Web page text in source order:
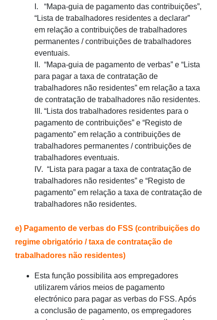
I. “Mapa-guia de pagamento das contribuições”,
“Lista de trabalhadores residentes a declarar”
em relação a contribuições de trabalhadores
permanentes / contribuições de trabalhadores
eventuais.
II. “Mapa-guia de pagamento de verbas” e “Lista
para pagar a taxa de contratação de
trabalhadores não residentes” em relação a taxa
de contratação de trabalhadores não residentes.
III. “Lista dos trabalhadores residentes para o
pagamento de contribuições” e “Registo de
pagamento” em relação a contribuições de
trabalhadores permanentes / contribuições de
trabalhadores eventuais.
IV. “Lista para pagar a taxa de contratação de
trabalhadores não residentes” e “Registo de
pagamento” em relação a taxa de contratação de
trabalhadores não residentes.
e) Pagamento de verbas do FSS (contribuições do
regime obrigatório / taxa de contratação de
trabalhadores não residentes)
Esta função possibilita aos empregadores
utilizarem vários meios de pagamento
electrónico para pagar as verbas do FSS. Após
a conclusão de pagamento, os empregadores